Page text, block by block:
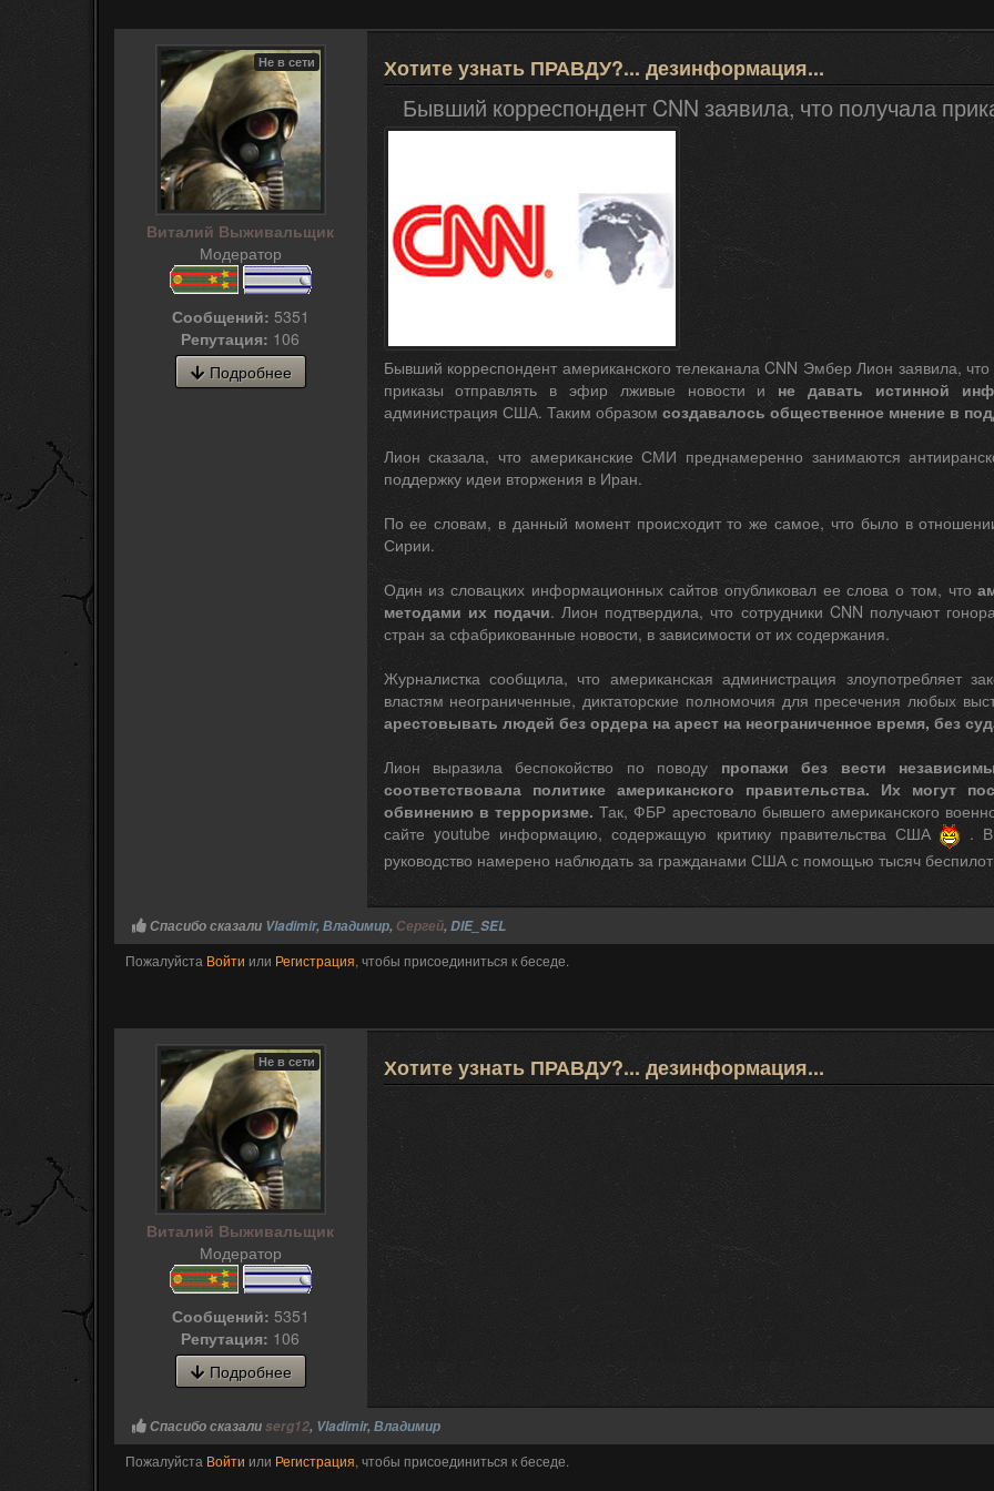
Не в сети
Виталий Выживальщик
Модератор
Сообщений: 5351
Репутация: 106
Подробнее
Хотите узнать ПРАВДУ?... дезинформация...
Бывший корреспондент CNN заявила, что получала
Бывший корреспондент американского телеканала CNN Эмбер Лион заявила,
приказы отправлять в эфир лживые новости и не давать истинной
администрация США. Таким образом создавалось общественное мнение в
Лион сказала, что американские СМИ преднамеренно занимаются
поддержку идеи вторжения в Иран.
По ее словам, в данный момент происходит то же самое, что было в
Сирии.
Один из словацких информационных сайтов опубликовал ее слова о том, что
методами их подачи. Лион подтвердила, что сотрудники CNN получают
стран за сфабрикованные новости, в зависимости от их содержания.
Журналистка сообщила, что американская администрация злоупотребляет
властям неограниченные, диктаторские полномочия для пресечения любых
арестовывать людей без ордера на арест на неограниченное время, без
Лион выразила беспокойство по поводу пропажи без вести
соответствовала политике американского правительства. Их могут
обвинению в терроризме.Так, ФБР арестовало бывшего американского
сайте youtube информацию, содержащую критику правительства США
. В
руководство намерено наблюдать за гражданами США с помощью тысяч
Спасибо сказали Vladimir, Владимир, Сергей, DIE_SEL
Пожалуйста Войти или Регистрация, чтобы присоединиться к беседе.
Не в сети
Виталий Выживальщик
Модератор
Сообщений: 5351
Репутация: 106
Подробнее
Хотите узнать ПРАВДУ?... дезинформация...
Спасибо сказалиserg12, Vladimir, Владимир
Пожалуйста Войти или Регистрация, чтобы присоединиться к беседе.